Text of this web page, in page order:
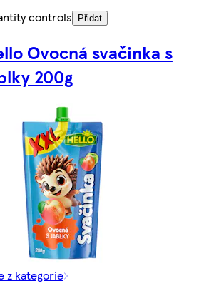
controls
Přidat
Ovocná svačinka s
200g
z kategorie